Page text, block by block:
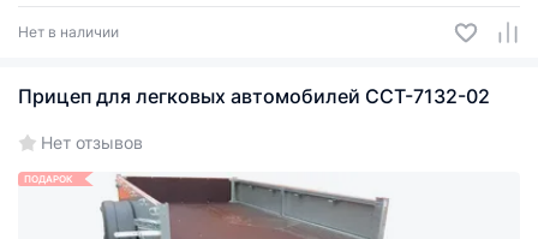
Нет в наличии
Прицеп для легковых автомобилей ССТ-7132-02
Нет отзывов
ПОДАРОК